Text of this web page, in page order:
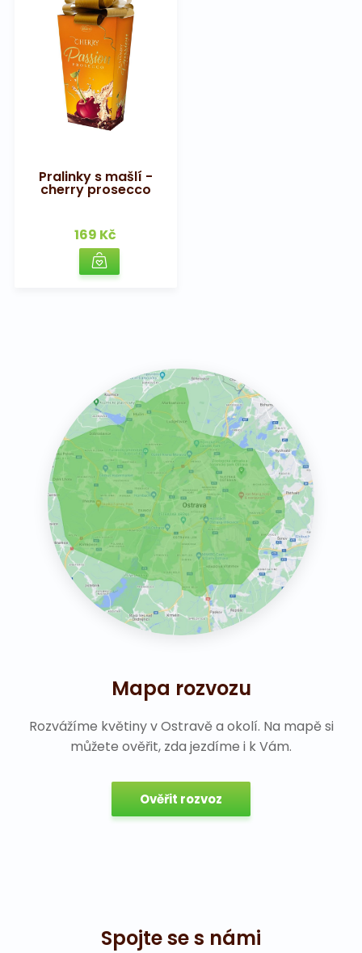
Pralinky s mašlí -
cherry prosecco
169 Kč
Mapa rozvozu
Rozvážíme květiny v Ostravě a okolí. Na mapě si
můžete ověřit, zda jezdíme i k Vám.
Ověřit rozvoz
Spojte se s námi